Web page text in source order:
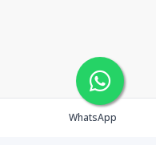
WhatsApp